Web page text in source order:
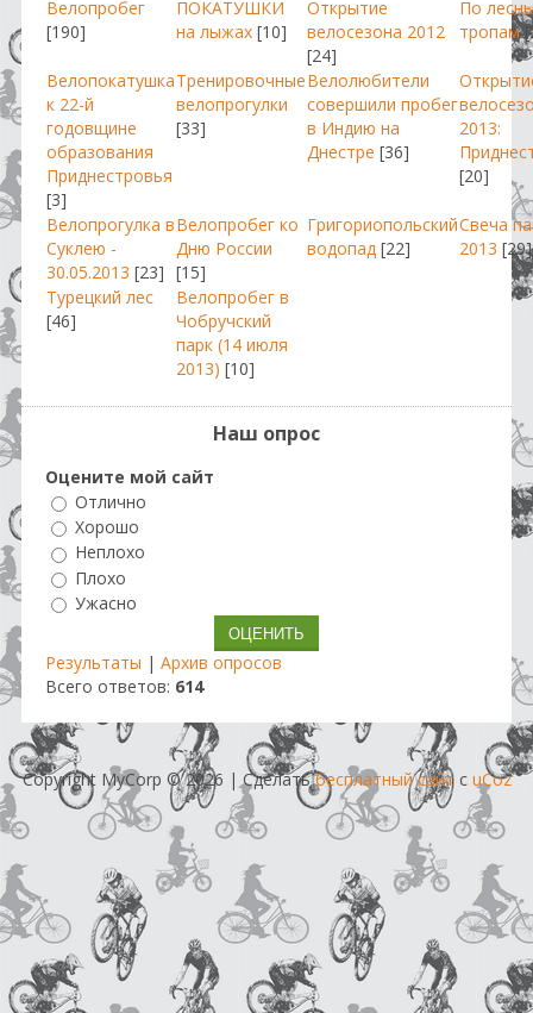
Велопробег
[190]
ПОКАТУШКИ
на лыжах [10]
Открытие
велосезона 2012
[24]
По
тропам
Велопокатушка
к 22-й
годовщине
образования
Приднестровья
[3]
Тренировочные
велопрогулки
[33]
Велолюбители
совершили пробег
в Индию на
Днестре [36]
2013:
[20]
Велопрогулка в
Суклею -
30.05.2013 [23]
Велопробег ко
Дню России
[15]
Григориопольский
водопад [22]
Свеча
2013 [29]
Турецкий лес
[46]
Велопробег в
Чобручский
парк (14 июля
2013) [10]
Наш опрос
Оцените мой сайт
Отлично
Хорошо
Неплохо
Плохо
Ужасно
Результаты | Архив опросов
Всего ответов: 614
Copyright MyCorp © 2026 |Сделатьбесплатный сайтс uCoz